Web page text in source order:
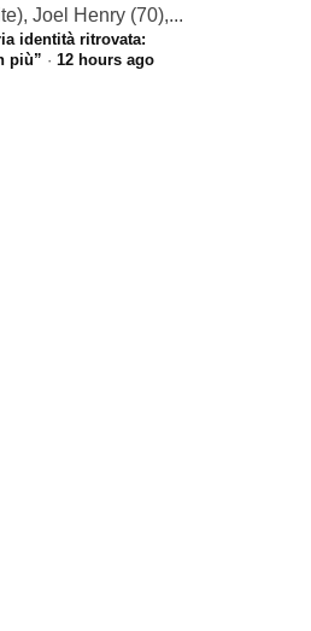
Joel Henry (70),...
identità ritrovata:
più” · 12 hours ago